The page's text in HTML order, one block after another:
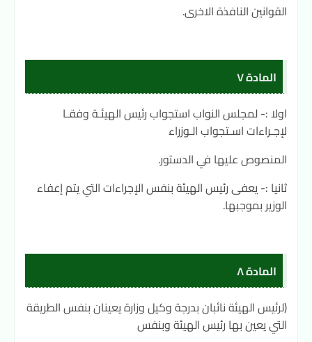
القوانين النافذة الاخرى.
المادة ٧
اولا :- لمجلس النواب استجواب رئيس الهيئـة وفقـا
لإجـراءات اسـتجواب الـوزراء
المنصوص عليها في الدستور.
ثانيا :- يعفى رئيس الهيئة بنفس الإجراءات التي يتم إعفاء
الوزير بموجبها.
المادة ٨
(لرئيس الهيئة نائبان بدرجة وكيل وزارة يعينان بنفس الطريقة
التي يعين بها رئيس الهيئة وبنفس